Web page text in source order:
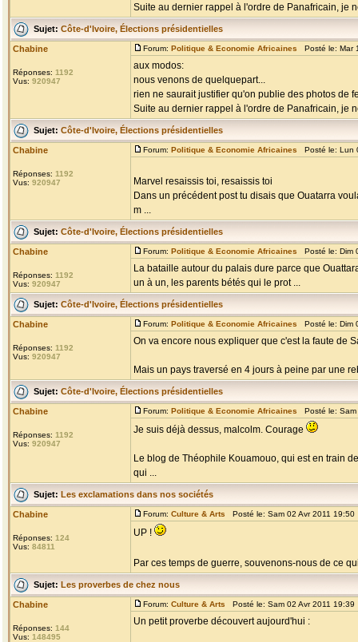
Suite au dernier rappel à l'ordre de Panafricain, je
Sujet: Côte-d'Ivoire, Élections présidentielles
Chabine
Réponses: 1192
Vus: 920947
Forum: Politique & Economie Africaines Posté le: Mar
aux modos:
nous venons de quelquepart...
rien ne saurait justifier qu'on publie des photos de
Suite au dernier rappel à l'ordre de Panafricain, je
Sujet: Côte-d'Ivoire, Élections présidentielles
Chabine
Réponses: 1192
Vus: 920947
Forum: Politique & Economie Africaines Posté le: Lun
Marvel resaissis toi, resaissis toi
Dans un précédent post tu disais que Ouatarra
m ...
Sujet: Côte-d'Ivoire, Élections présidentielles
Chabine
Réponses: 1192
Vus: 920947
Forum: Politique & Economie Africaines Posté le: Dim
La bataille autour du palais dure parce que
un à un, les parents bétés qui le prot ...
Sujet: Côte-d'Ivoire, Élections présidentielles
Chabine
Réponses: 1192
Vus: 920947
Forum: Politique & Economie Africaines Posté le: Dim
On va encore nous expliquer que c'est la faute de
Mais un pays traversé en 4 jours à peine par une
Sujet: Côte-d'Ivoire, Élections présidentielles
Chabine
Réponses: 1192
Vus: 920947
Forum: Politique & Economie Africaines Posté le:
Je suis déjà dessus, malcolm. Courage
Le blog de Théophile Kouamouo, qui est en train
qui ...
Sujet: Les exclamations dans nos sociétés
Chabine
Réponses: 124
Vus: 84811
Forum: Culture & Arts Posté le: Sam 02 Avr 2011
UP !
Par ces temps de guerre, souvenons-nous de ce
Sujet: Les proverbes de chez nous
Chabine
Réponses: 144
Vus: 148495
Forum: Culture & Arts Posté le: Sam 02 Avr 2011
Un petit proverbe découvert aujourd'hui :